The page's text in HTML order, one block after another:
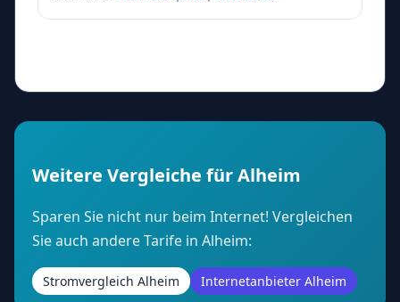
Weitere Vergleiche für Alheim
Sparen Sie nicht nur beim Internet! Vergleichen
Sie auch andere Tarife in Alheim:
Stromvergleich Alheim Internetanbieter Alheim